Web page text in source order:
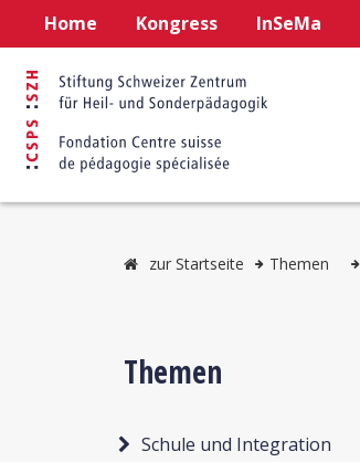
Home Kongress InSeMa
zur Startseite Themen
Themen
Schule und Integration